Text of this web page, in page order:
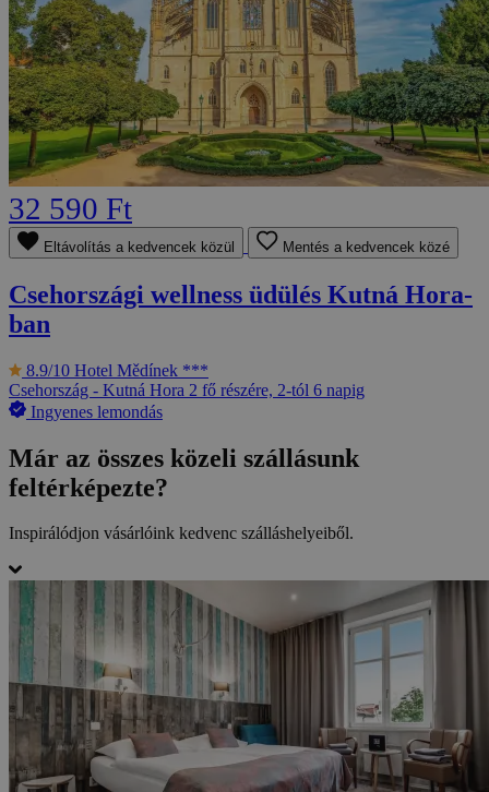
32 590 Ft
Eltávolítás a kedvencek közül Mentés a kedvencek közé
Csehországi wellness üdülés Kutná Hora-
ban
8.9/10 Hotel Mědínek ***
Csehország - Kutná Hora 2 fő részére, 2-tól 6 napig
Ingyenes lemondás
Már az összes közeli szállásunk
feltérképezte?
Inspirálódjon vásárlóink kedvenc szálláshelyeiből.